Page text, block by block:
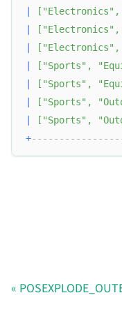
[ "Electronics" ,
[ "Electronics" ,
[ "Electronics" ,
[ "Sports" ,
[ "Sports" ,
[ "Sports" ,
[ "Sports" ,
+